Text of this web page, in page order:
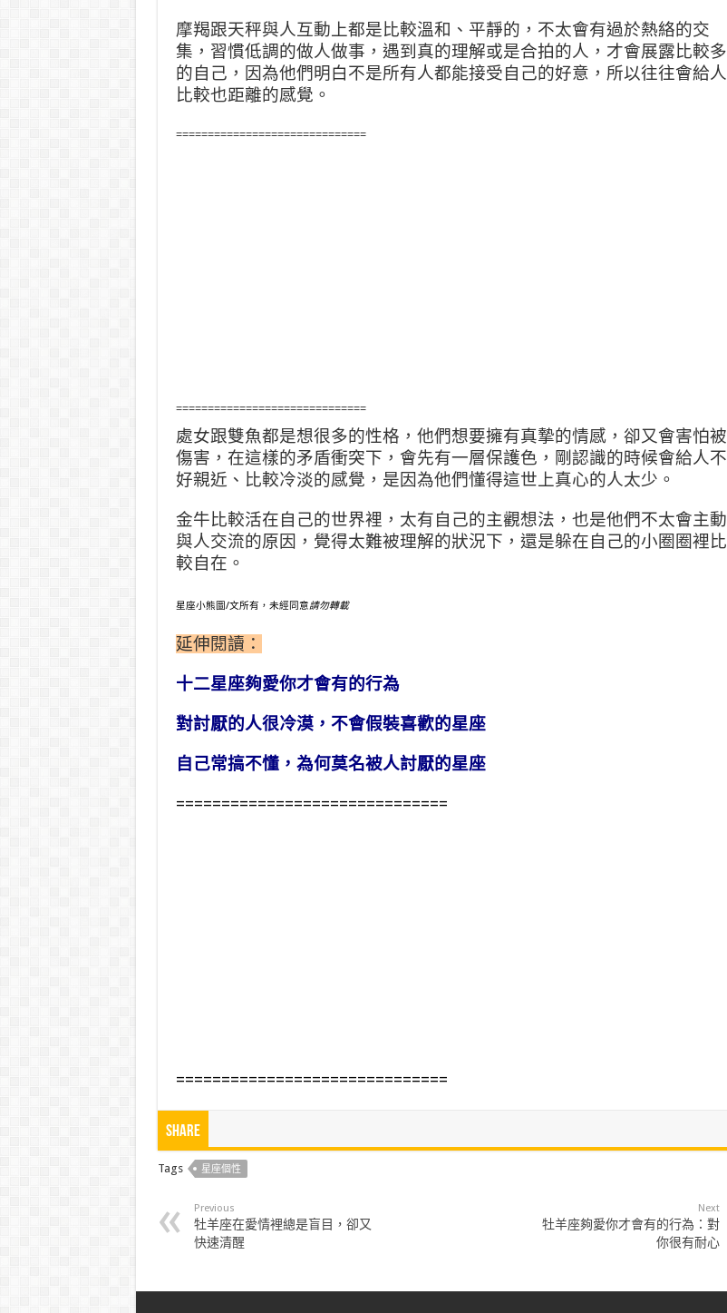
摩羯跟天秤與人互動上都是比較溫和、平靜的，不太會有過於熱絡的交
集，習慣低調的做人做事，遇到真的理解或是合拍的人，才會展露比較多
的自己，因為他們明白不是所有人都能接受自己的好意，所以往往會給人
比較也距離的感覺。
==============================
==============================
處女跟雙魚都是想很多的性格，他們想要擁有真摯的情感，卻又會害怕被
傷害，在這樣的矛盾衝突下，會先有一層保護色，剛認識的時候會給人不
好親近、比較冷淡的感覺，是因為他們懂得這世上真心的人太少。
金牛比較活在自己的世界裡，太有自己的主觀想法，也是他們不太會主動
與人交流的原因，覺得太難被理解的狀況下，還是躲在自己的小圈圈裡比
較自在。
星座小熊圖/文所有，未經同意請勿轉載
延伸閱讀：
十二星座夠愛你才會有的行為
對討厭的人很冷漠，不會假裝喜歡的星座
自己常搞不懂，為何莫名被人討厭的星座
==============================
==============================
Share
Tags 星座個性
Previous
牡羊座在愛情裡總是盲目，卻又
快速清醒
Next
牡羊座夠愛你才會有的行為：對
你很有耐心